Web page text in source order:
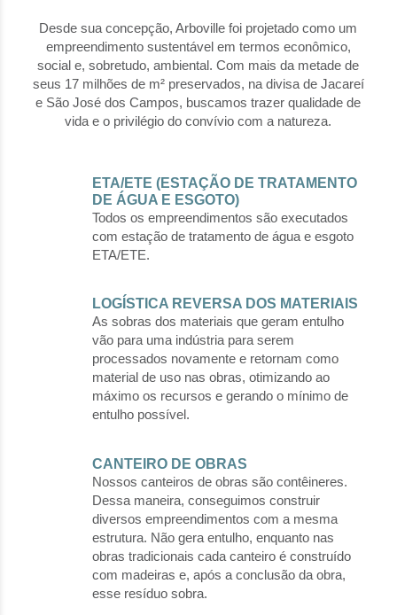
Desde sua concepção, Arboville foi projetado como um
empreendimento sustentável em termos econômico,
social e, sobretudo, ambiental. Com mais da metade de
seus 17 milhões de m² preservados, na divisa de Jacareí
e São José dos Campos, buscamos trazer qualidade de
vida e o privilégio do convívio com a natureza.
ETA/ETE (ESTAÇÃO DE TRATAMENTO
DE ÁGUA E ESGOTO)
Todos os empreendimentos são executados
com estação de tratamento de água e esgoto
ETA/ETE.
LOGÍSTICA REVERSA DOS MATERIAIS
As sobras dos materiais que geram entulho
vão para uma indústria para serem
processados novamente e retornam como
material de uso nas obras, otimizando ao
máximo os recursos e gerando o mínimo de
entulho possível.
CANTEIRO DE OBRAS
Nossos canteiros de obras são contêineres.
Dessa maneira, conseguimos construir
diversos empreendimentos com a mesma
estrutura. Não gera entulho, enquanto nas
obras tradicionais cada canteiro é construído
com madeiras e, após a conclusão da obra,
esse resíduo sobra.